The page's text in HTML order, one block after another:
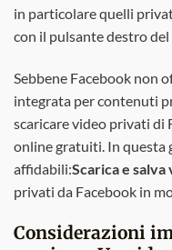
in particolare quelli
con il pulsante destro del
Sebbene Facebook non
integrata per contenuti
scaricare video privati di
online gratuiti. In questa
affidabili:Scarica e salva
privati da Facebook in
Considerazioni